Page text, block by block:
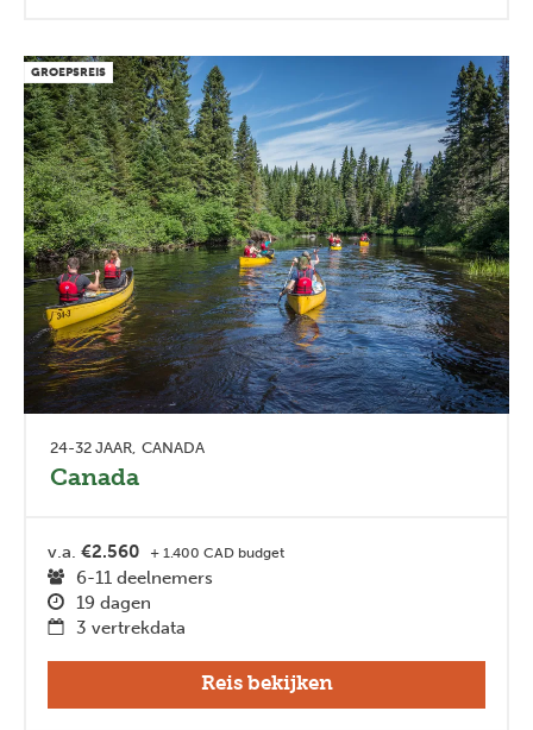
GROEPSREIS
24-32 JAAR CANADA
Canada
v.a. €2.560 + 1.400 CAD budget
6-11 deelnemers
19 dagen
3 vertrekdata
Reis bekijken